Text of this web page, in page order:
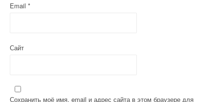
м
Email *
Сайт
Сохранить моё имя, email и адрес сайта в этом браузере для